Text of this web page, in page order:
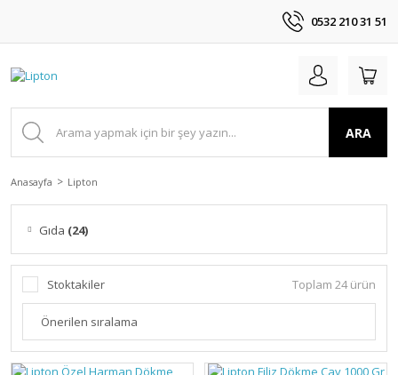
0532 210 31 51
ARA
Anasayfa Lipton
Gıda (24)
Stoktakiler Toplam 24 ürün